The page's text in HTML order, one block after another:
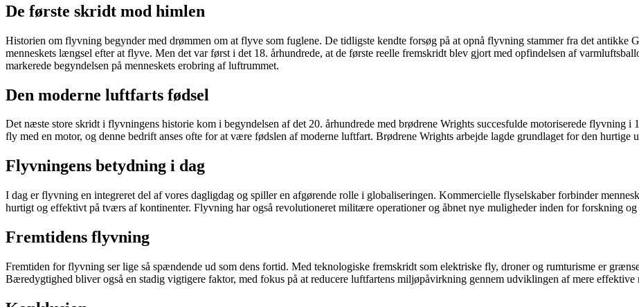
De første skridt mod himlen
Historien om flyvning begynder med drømmen om at flyve som fuglene. De tidligste kendte forsøg på at opnå flyvning stammer fra det
menneskets længsel efter at flyve. Men det var først i det 18. århundrede, at de første reelle fremskridt blev gjort med opfindelsen af
markerede begyndelsen på menneskets erobring af luftrummet.
Den moderne luftfarts fødsel
Det næste store skridt i flyvningens historie kom i begyndelsen af det 20. århundrede med brødrene Wrights succesfulde motoriserede flyvning
fly med en motor, og denne bedrift anses ofte for at være fødslen af moderne luftfart. Brødrene Wrights arbejde lagde grundlaget for den
Flyvningens betydning i dag
I dag er flyvning en integreret del af vores dagligdag og spiller en afgørende rolle i globaliseringen. Kommercielle flyselskaber forbinder
hurtigt og effektivt på tværs af kontinenter. Flyvning har også revolutioneret militære operationer og åbnet nye muligheder inden for forskning
Fremtidens flyvning
Fremtiden for flyvning ser lige så spændende ud som dens fortid. Med teknologiske fremskridt som elektriske fly, droner og rumturisme er
Bæredygtighed bliver også en stadig vigtigere faktor, med fokus på at reducere luftfartens miljøpåvirkning gennem udviklingen af mere